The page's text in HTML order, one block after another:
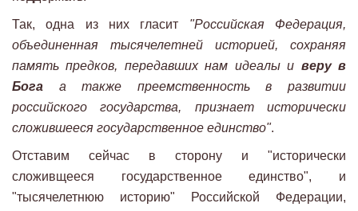
Так, одна из них гласит "Российская Федерация,
объединенная тысячелетней историей, сохраняя
память предков, передавших нам идеалы и веру в
Бога а также преемственность в развитии
российского государства, признает исторически
сложившееся государственное единство".
Отставим сейчас в сторону и "исторически
сложивщееся государственное единство", и
"тысячелетнюю историю" Российской Федерации,